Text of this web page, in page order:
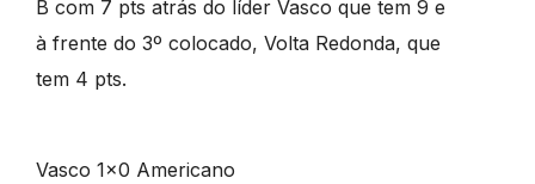
B com 7 pts atrás do líder Vasco que tem 9 e
à frente do 3º colocado, Volta Redonda, que
tem 4 pts.
Vasco 1×0 Americano